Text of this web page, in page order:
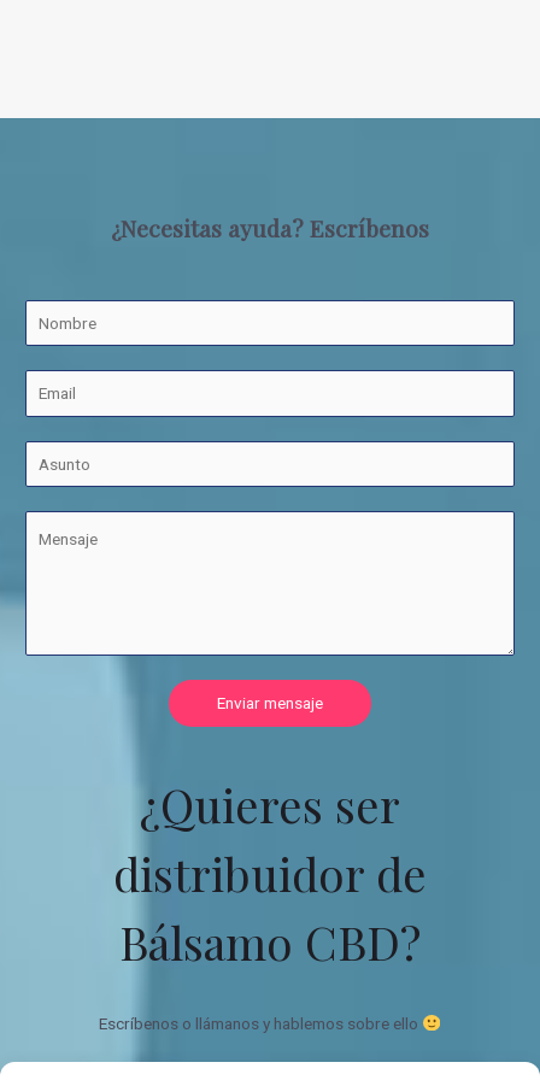
¿Necesitas ayuda? Escríbenos
Enviar mensaje
¿Quieres ser
distribuidor de
Bálsamo CBD?
Escríbenos o llámanos y hablemos sobre ello